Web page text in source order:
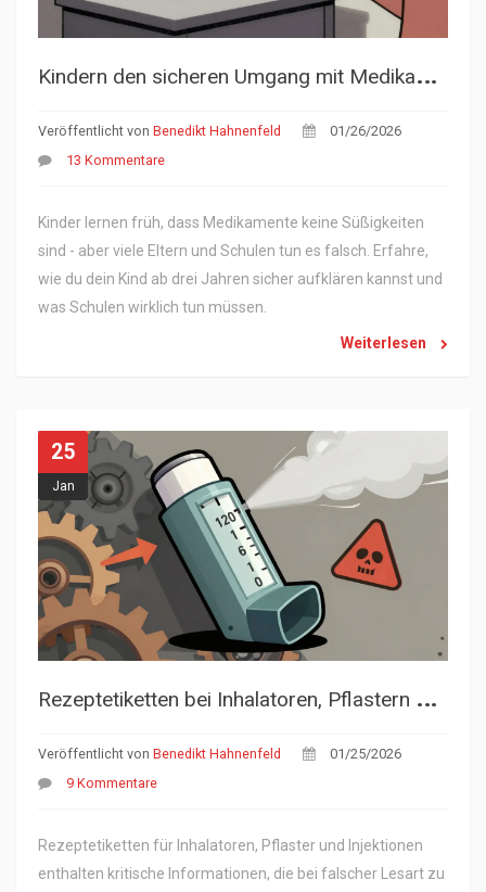
K
indern den sicheren Umgang mit Medikamenten zu Hause und in der Schule beibringen
Veröffentlicht von Benedikt Hahnenfeld
01/26/2026
13 Kommentare
Kinder lernen früh, dass Medikamente keine Süßigkeiten
sind - aber viele Eltern und Schulen tun es falsch. Erfahre,
wie du dein Kind ab drei Jahren sicher aufklären kannst und
was Schulen wirklich tun müssen.
Weiterlesen
25
Jan
R
ezeptetiketten bei Inhalatoren, Pflastern und Injektionen richtig lesen
Veröffentlicht von Benedikt Hahnenfeld
01/25/2026
9 Kommentare
Rezeptetiketten für Inhalatoren, Pflaster und Injektionen
enthalten kritische Informationen, die bei falscher Lesart zu